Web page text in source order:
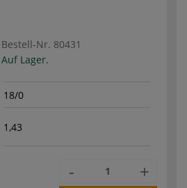
Bestell-Nr. 80431
Auf Lager.
18/0
1,43
- +